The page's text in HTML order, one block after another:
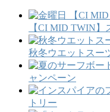
【CI MID TWIN
秋冬ウエットスー
ャンペーン
トリー